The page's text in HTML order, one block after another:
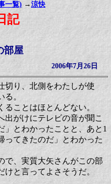
一覧) → 涼快
記
部屋
2006年7月26日
切り、北側をわたしが使
。
ことはほとんどない。
出がけにテレビの音が聞こ
」とわかったことと、あと1
ってきたのだ」とわかった
で、実質大矢さんがこの部
けと言ってよさそうだ。